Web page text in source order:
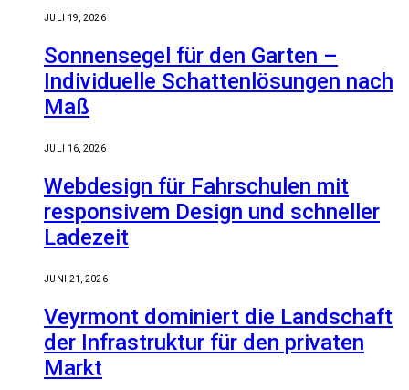
JULI 19, 2026
Sonnensegel für den Garten –
Individuelle Schattenlösungen nach
Maß
JULI 16, 2026
Webdesign für Fahrschulen mit
responsivem Design und schneller
Ladezeit
JUNI 21, 2026
Veyrmont dominiert die Landschaft
der Infrastruktur für den privaten
Markt